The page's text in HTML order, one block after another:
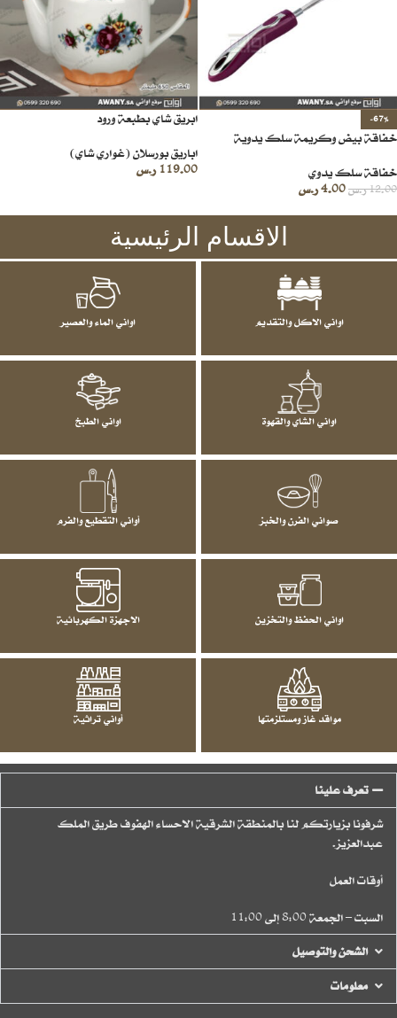
-67%
خفاقة بيض وكريمة سلك يدوية
خفاقة سلك يدوي
12.00ر.س4.00ر.س
ابريق شاي بطبعة ورود
اباريق بورسلان (غواري شاي)
119.00 ر.س
الاقسام الرئيسية
اواني الاكل والتقديم اواني الماء والعصير
اواني الشاي والقهوة اواني الطبخ
صواني الفرن والخبز أواني التقطيع والفرم
اواني الحفظ والتخزين الاجهزة الكهربائية
مواقد غاز ومستلزمتها أواني تراثية
تعرف علينا
شرفونا بزيارتكم لنا بالمنطقة الشرقية الاحساء الهفوف طريق الملك
عبدالعزيز.
أوقات العمل
السبت – الجمعة 8:00 إلى 11:00
الشحن والتوصيل
معلومات